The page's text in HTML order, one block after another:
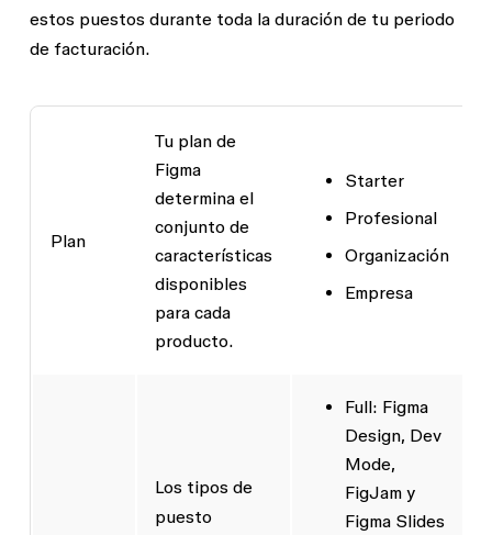
estos puestos durante toda la duración de tu periodo
de facturación.
Plan
Tu plan de
Figma
determina el
conjunto de
características
disponibles
para cada
producto.
Starter
Profesional
Organización
Empresa
Los tipos de
puesto
Full: Figma
Design, Dev
Mode,
FigJam y
Figma Slides